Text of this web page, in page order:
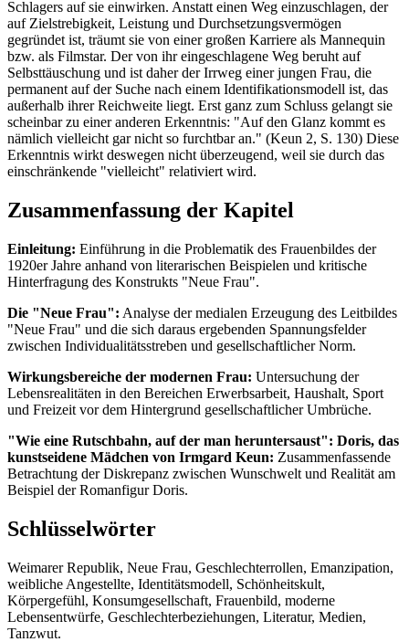
Schlagers auf sie einwirken. Anstatt einen Weg einzuschlagen, der
auf Zielstrebigkeit, Leistung und Durchsetzungsvermögen
gegründet ist, träumt sie von einer großen Karriere als Mannequin
bzw. als Filmstar. Der von ihr eingeschlagene Weg beruht auf
Selbsttäuschung und ist daher der Irrweg einer jungen Frau, die
permanent auf der Suche nach einem Identifikationsmodell ist, das
außerhalb ihrer Reichweite liegt. Erst ganz zum Schluss gelangt sie
scheinbar zu einer anderen Erkenntnis: "Auf den Glanz kommt es
nämlich vielleicht gar nicht so furchtbar an." (Keun 2, S. 130) Diese
Erkenntnis wirkt deswegen nicht überzeugend, weil sie durch das
einschränkende "vielleicht" relativiert wird.
Zusammenfassung der Kapitel
Einleitung: Einführung in die Problematik des Frauenbildes der
1920er Jahre anhand von literarischen Beispielen und kritische
Hinterfragung des Konstrukts "Neue Frau".
Die "Neue Frau": Analyse der medialen Erzeugung des Leitbildes
"Neue Frau" und die sich daraus ergebenden Spannungsfelder
zwischen Individualitätsstreben und gesellschaftlicher Norm.
Wirkungsbereiche der modernen Frau: Untersuchung der
Lebensrealitäten in den Bereichen Erwerbsarbeit, Haushalt, Sport
und Freizeit vor dem Hintergrund gesellschaftlicher Umbrüche.
"Wie eine Rutschbahn, auf der man heruntersaust": Doris, das
kunstseidene Mädchen von Irmgard Keun: Zusammenfassende
Betrachtung der Diskrepanz zwischen Wunschwelt und Realität am
Beispiel der Romanfigur Doris.
Schlüsselwörter
Weimarer Republik, Neue Frau, Geschlechterrollen, Emanzipation,
weibliche Angestellte, Identitätsmodell, Schönheitskult,
Körpergefühl, Konsumgesellschaft, Frauenbild, moderne
Lebensentwürfe, Geschlechterbeziehungen, Literatur, Medien,
Tanzwut.